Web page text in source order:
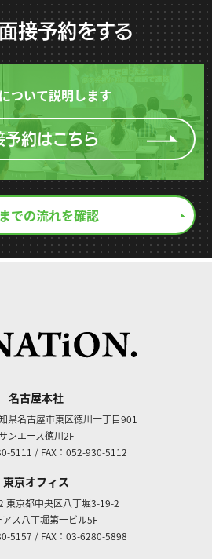
接予約をする
ついて説明します
予約はこちら
での流れを確認
名古屋本社
県名古屋市東区徳川一丁目901
ンエース徳川2F
5111 / FAX：052-930-5112
東京オフィス
東京都中央区八丁堀3-19-2
アス八丁堀第一ビル5F
5157 / FAX：03-6280-5898